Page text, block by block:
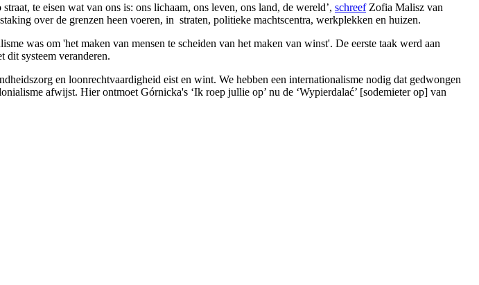
te eisen wat van ons is: ons lichaam, ons leven, ons land, de wereld’, schreefZofia Malisz van
over de grenzen heen voeren, in straten, politieke machtscentra, werkplekken en huizen.
was om 'het maken van mensen te scheiden van het maken van winst'. De eerste taak werd aan
dit systeem veranderen.
en loonrechtvaardigheid eist en wint. We hebben een internationalisme nodig dat gedwongen
afwijst. Hier ontmoet Górnicka's ‘Ik roep jullie op’ nu de ‘Wypierdalać’ [sodemieter op] van